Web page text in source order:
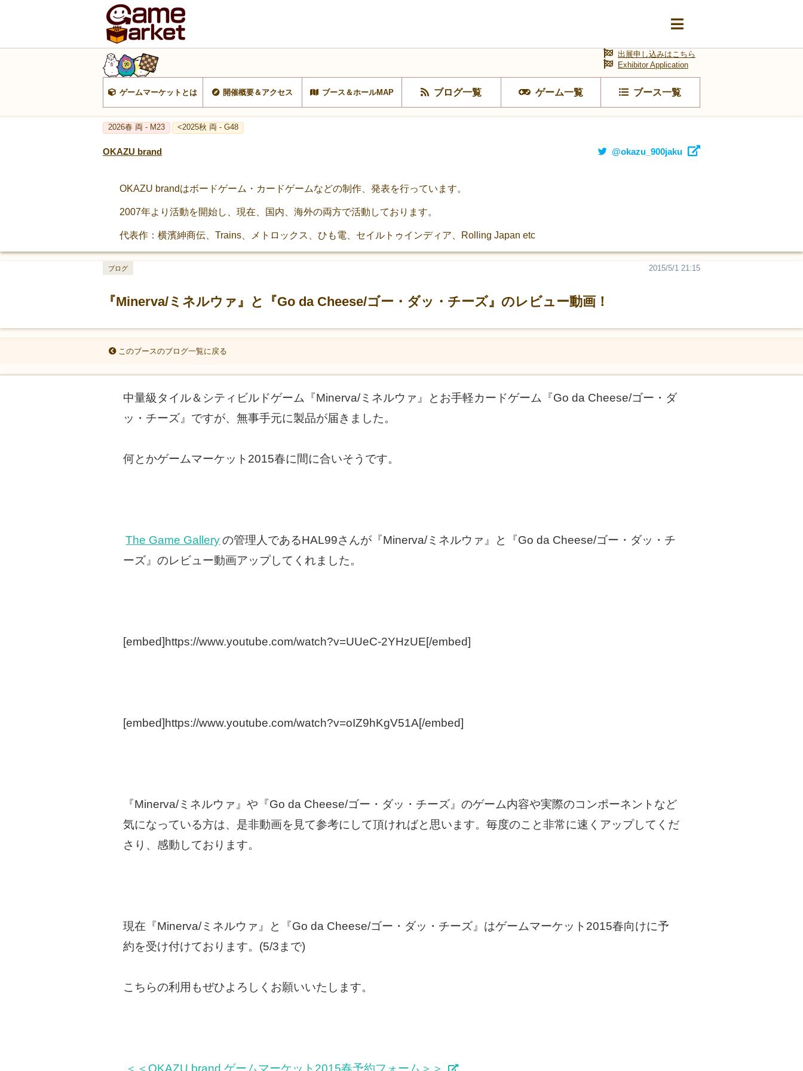
ゲームマーケットとは 開催概要＆アクセス ブース＆ホールMAP ブログ一覧 ゲーム一覧 ブース一覧
出展申し込みはこちら
Exhibitor Application
2026春 両 - M23 <2025秋 両 - G48
OKAZU brand @okazu_900jaku
OKAZU brandはボードゲーム・カードゲームなどの制作、発表を行っています。
2007年より活動を開始し、現在、国内、海外の両方で活動しております。
代表作：横濱紳商伝、Trains、メトロックス、ひも電、セイルトゥインディア、Rolling Japan etc
『Minerva/ミネルウァ』と『Go da Cheese/ゴー・ダッ・チーズ』のレビュー動画！
2015/5/1 21:15
ブログ
このブースのブログ一覧に戻る
中量級タイル＆シティビルドゲーム『Minerva/ミネルウァ』とお手軽カードゲーム『Go da Cheese/ゴー・ダ
ッ・チーズ』ですが、無事手元に製品が届きました。
何とかゲームマーケット2015春に間に合いそうです。
The Game Gallery の管理人であるHAL99さんが『Minerva/ミネルウァ』と『Go da Cheese/ゴー・ダッ・チ
ーズ』のレビュー動画アップしてくれました。
[embed]https://www.youtube.com/watch?v=UUeC-2YHzUE[/embed]
[embed]https://www.youtube.com/watch?v=oIZ9hKgV51A[/embed]
『Minerva/ミネルウァ』や『Go da Cheese/ゴー・ダッ・チーズ』のゲーム内容や実際のコンポーネントなど
気になっている方は、是非動画を見て参考にして頂ければと思います。毎度のこと非常に速くアップしてくだ
さり、感動しております。
現在『Minerva/ミネルウァ』と『Go da Cheese/ゴー・ダッ・チーズ』はゲームマーケット2015春向けに予
約を受け付けております。(5/3まで)
こちらの利用もぜひよろしくお願いいたします。
＜＜OKAZU brand ゲームマーケット2015春予約フォーム＞＞